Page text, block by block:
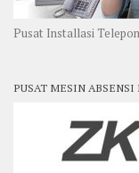
Pusat Installasi
PUSAT MESIN